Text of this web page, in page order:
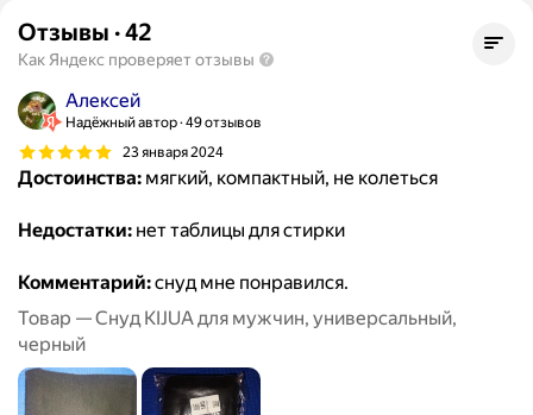
Отзывы ·42
Как Яндекс проверяет отзывы
Алексей
Надёжный автор 49 отзывов
23 января 2024
Достоинства: мягкий, компактный, не колеться
Недостатки: нет таблицы для стирки
Комментарий:снуд мне понравился.
Товар — Снуд KIJUA для мужчин, универсальный,
черный